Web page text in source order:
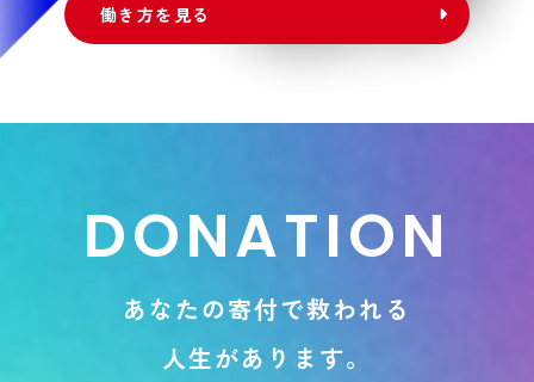
働き方を見る
DONATION
あ な たの寄付で救われ る
人生があ り ま す。